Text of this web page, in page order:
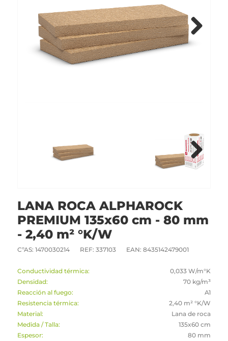
Next
Next
LANA ROCA ALPHAROCK
PREMIUM 135x60 cm - 80 mm
- 2,40 m² °K/W
CºAS: 1470030214 REF: 337103 EAN: 8435142479001
Conductividad térmica:
0,033 W/m°K
Densidad:
70 kg/m³
Reacción al fuego:
A1
Resistencia térmica:
2,40 m² °K/W
Material:
Lana de roca
Medida / Talla:
135x60 cm
Espesor:
80 mm